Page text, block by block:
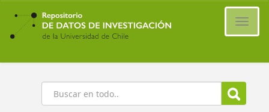
Ir
contenido
principal
Buscar